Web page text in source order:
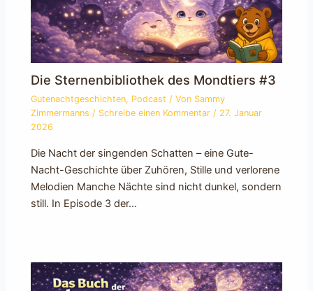
Die Sternenbibliothek des Mondtiers #3
Gutenachtgeschichten, Podcast / Von Sammy
Zimmermanns/ Schreibe einen Kommentar / 27. Januar
2026
Die Nacht der singenden Schatten – eine Gute-
Nacht-Geschichte über Zuhören, Stille und verlorene
Melodien Manche Nächte sind nicht dunkel, sondern
still. In Episode 3 der…